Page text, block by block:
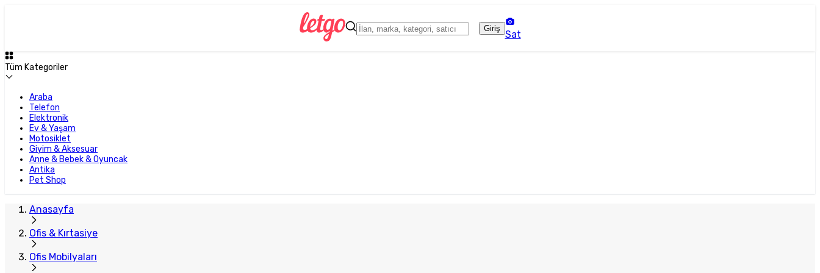
Giriş
Sat
Tüm Kategoriler
Araba
Telefon
Elektronik
Ev & Yaşam
Motosiklet
Giyim & Aksesuar
Anne & Bebek & Oyuncak
Antika
Pet Shop
Anasayfa
Ofis & Kırtasiye
Ofis Mobilyaları